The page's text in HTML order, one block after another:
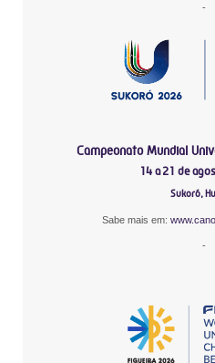
-
Campeonato Mundial
14 a 21 de
Sukoró,
Sabe mais em:
-